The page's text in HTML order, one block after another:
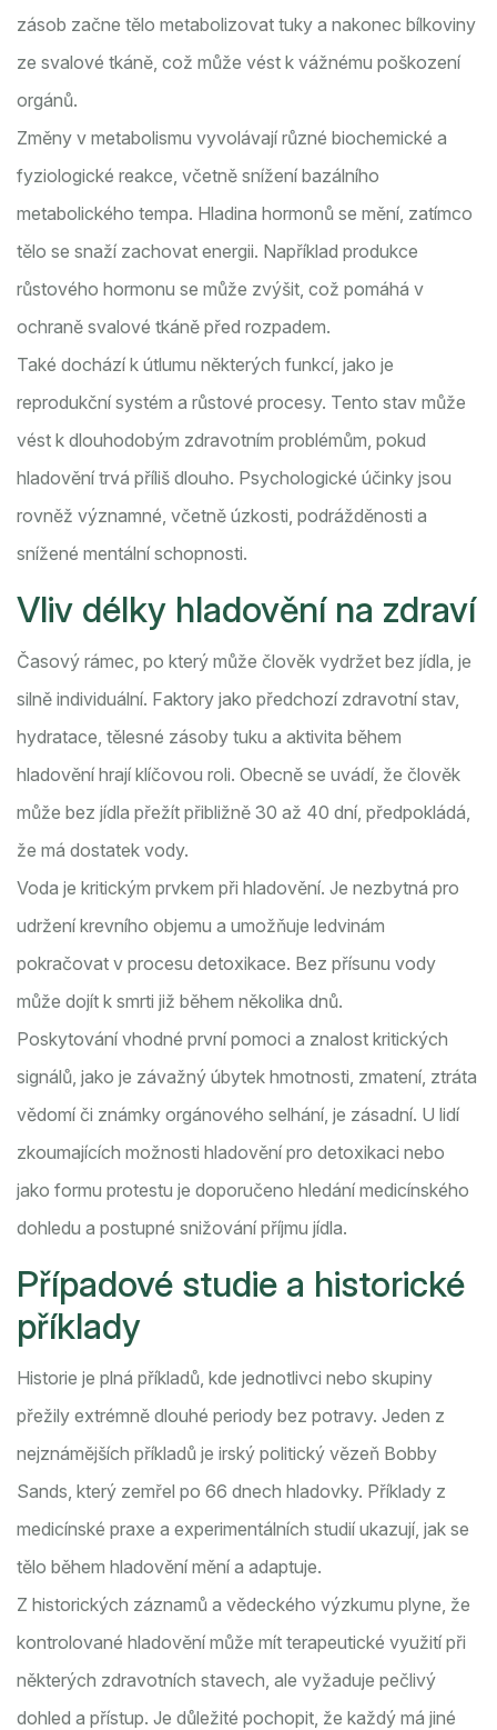
zásob začne tělo metabolizovat tuky a nakonec bílkoviny
ze svalové tkáně, což může vést k vážnému poškození
orgánů.
Změny v metabolismu vyvolávají různé biochemické a
fyziologické reakce, včetně snížení bazálního
metabolického tempa. Hladina hormonů se mění, zatímco
tělo se snaží zachovat energii. Například produkce
růstového hormonu se může zvýšit, což pomáhá v
ochraně svalové tkáně před rozpadem.
Také dochází k útlumu některých funkcí, jako je
reprodukční systém a růstové procesy. Tento stav může
vést k dlouhodobým zdravotním problémům, pokud
hladovění trvá příliš dlouho. Psychologické účinky jsou
rovněž významné, včetně úzkosti, podrážděnosti a
snížené mentální schopnosti.
Vliv délky hladovění na zdraví
Časový rámec, po který může člověk vydržet bez jídla, je
silně individuální. Faktory jako předchozí zdravotní stav,
hydratace, tělesné zásoby tuku a aktivita během
hladovění hrají klíčovou roli. Obecně se uvádí, že člověk
může bez jídla přežít přibližně 30 až 40 dní, předpokládá,
že má dostatek vody.
Voda je kritickým prvkem při hladovění. Je nezbytná pro
udržení krevního objemu a umožňuje ledvinám
pokračovat v procesu detoxikace. Bez přísunu vody
může dojít k smrti již během několika dnů.
Poskytování vhodné první pomoci a znalost kritických
signálů, jako je závažný úbytek hmotnosti, zmatení, ztráta
vědomí či známky orgánového selhání, je zásadní. U lidí
zkoumajících možnosti hladovění pro detoxikaci nebo
jako formu protestu je doporučeno hledání medicínského
dohledu a postupné snižování příjmu jídla.
Případové studie a historické
příklady
Historie je plná příkladů, kde jednotlivci nebo skupiny
přežily extrémně dlouhé periody bez potravy. Jeden z
nejznámějších příkladů je irský politický vězeň Bobby
Sands, který zemřel po 66 dnech hladovky. Příklady z
medicínské praxe a experimentálních studií ukazují, jak se
tělo během hladovění mění a adaptuje.
Z historických záznamů a vědeckého výzkumu plyne, že
kontrolované hladovění může mít terapeutické využití při
některých zdravotních stavech, ale vyžaduje pečlivý
dohled a přístup. Je důležité pochopit, že každý má jiné